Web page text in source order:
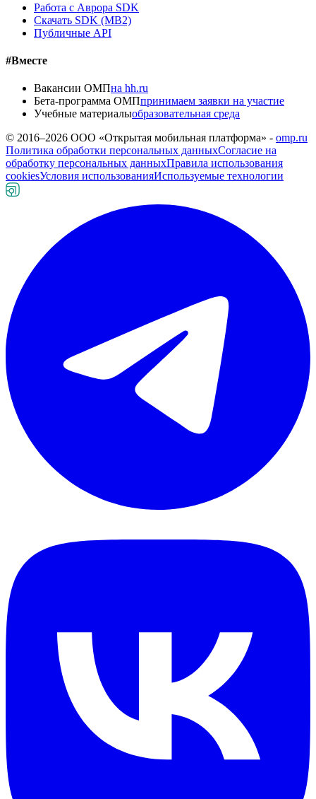
Работа с Аврора SDK
Скачать SDK (MB2)
Публичные API
#Вместе
Вакансии ОМПна hh.ru
Бета-программа ОМПпринимаем заявки на участие
Учебные материалыобразовательная среда
© 2016–2026 ООО «Открытая мобильная платформа» - omp.ru
Политика обработки персональных данныхСогласие на
обработку персональных данныхПравила использования
cookiesУсловия использованияИспользуемые технологии